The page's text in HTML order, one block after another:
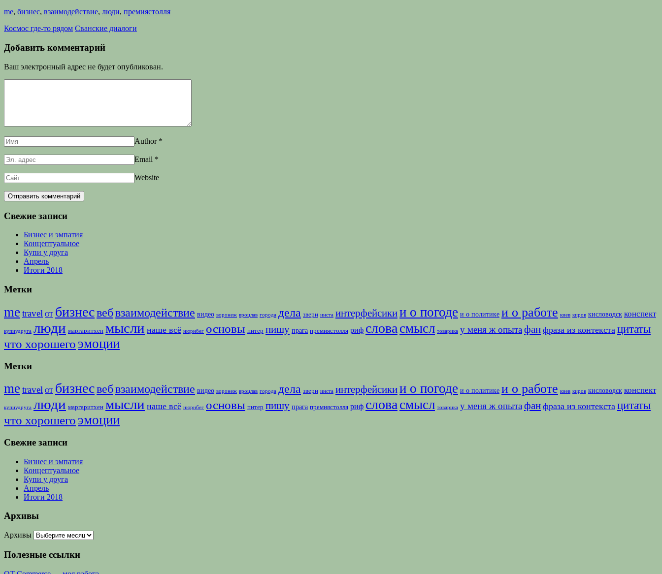
me, бизнес, взаимодействие, люди, премиястолля
Космос где-то рядом Сванские диалоги
Добавить комментарий
Ваш электронный адрес не будет опубликован.
Author *
Email *
Website
Свежие записи
Бизнес и эмпатия
Концептуальное
Купи у друга
Апрель
Итоги 2018
Метки
me travel ОТ бизнесвебвзаимодействие видео воронеж вроцлав города дела звери инста интерфейсикии о погоде и о политике и о работе киев киров кисловодск конспект
купиудруга люди маргаритхен мысли наше всё нюрнбег основы питер пишу прага премиястолля риф слова смысл товарика у меня ж опыта фан фраза из контекста цитаты
что хорошего эмоции
Метки
me travel ОТ бизнесвебвзаимодействие видео воронеж вроцлав города дела звери инста интерфейсикии о погоде и о политике и о работе киев киров кисловодск конспект
купиудруга люди маргаритхен мысли наше всё нюрнбег основы питер пишу прага премиястолля риф словасмысл товарика у меня ж опытафан фраза из контекста цитаты
что хорошего эмоции
Свежие записи
Бизнес и эмпатия
Концептуальное
Купи у друга
Апрель
Итоги 2018
Архивы
Архивы
Полезные ссылки